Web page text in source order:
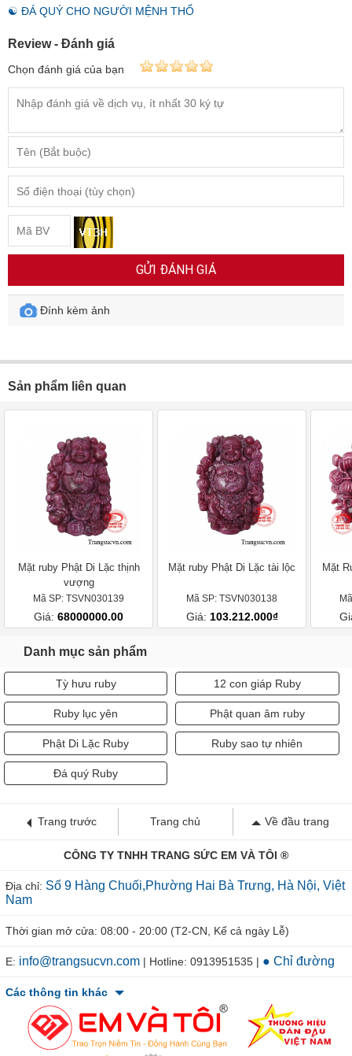
☯ ĐÁ QUÝ CHO NGƯỜI MỆNH THỔ
Review - Đánh giá
Chọn đánh giá của bạn
GỬI ĐÁNH GIÁ
Đính kèm ảnh
Sản phẩm liên quan
Mặt ruby Phật Di Lặc thịnh
vượng
Mã SP: TSVN030139
Giá: 68000000.00
Mặt ruby Phật Di Lặc tài lộc
Mã SP: TSVN030138
Giá: 103.212.000₫
Mặt
Danh mục sản phẩm
Tỳ hưu ruby 12 con giáp Ruby
Ruby lục yên Phật quan âm ruby
Phật Di Lặc Ruby Ruby sao tự nhiên
Đá quý Ruby
Trang trước Trang chủ Về đầu trang
CÔNG TY TNHH TRANG SỨC EM VÀ TÔI ®
Địa chỉ: Số 9 Hàng Chuối,Phường Hai Bà Trưng, Hà Nội, Việt
Nam
Thời gian mở cửa: 08:00 - 20:00 (T2-CN, Kể cả ngày Lễ)
E: info@trangsucvn.com | Hotline: 0913951535 | ● Chỉ đường
Các thông tin khác